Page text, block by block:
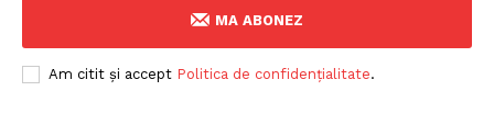
MA ABONEZ
Am citit și accept Politica de confidențialitate.